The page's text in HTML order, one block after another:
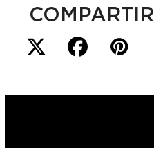
COMPARTIR